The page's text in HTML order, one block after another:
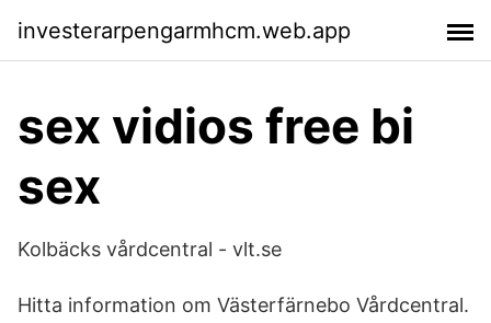
investerarpengarmhcm.web.app
sex vidios free bi
sex
Kolbäcks vårdcentral - vlt.se
Hitta information om Västerfärnebo Vårdcentral.